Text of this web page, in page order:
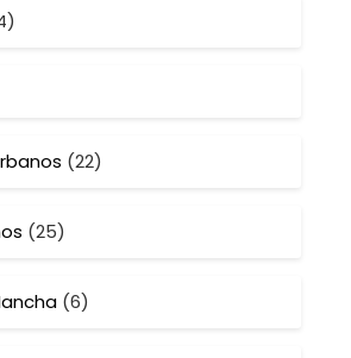
(22)
(25)
(6)